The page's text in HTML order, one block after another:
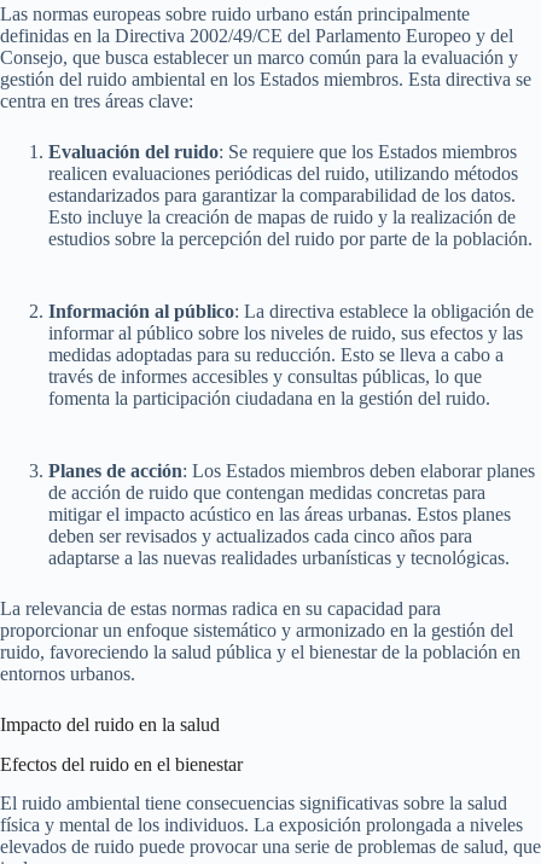
Las normas europeas sobre ruido urbano están principalmente
definidas en la Directiva 2002/49/CE del Parlamento Europeo y del
Consejo, que busca establecer un marco común para la evaluación y
gestión del ruido ambiental en los Estados miembros. Esta directiva se
centra en tres áreas clave:
Evaluación del ruido: Se requiere que los Estados miembros
realicen evaluaciones periódicas del ruido, utilizando métodos
estandarizados para garantizar la comparabilidad de los datos.
Esto incluye la creación de mapas de ruido y la realización de
estudios sobre la percepción del ruido por parte de la población.
Información al público: La directiva establece la obligación de
informar al público sobre los niveles de ruido, sus efectos y las
medidas adoptadas para su reducción. Esto se lleva a cabo a
través de informes accesibles y consultas públicas, lo que
fomenta la participación ciudadana en la gestión del ruido.
Planes de acción: Los Estados miembros deben elaborar planes
de acción de ruido que contengan medidas concretas para
mitigar el impacto acústico en las áreas urbanas. Estos planes
deben ser revisados y actualizados cada cinco años para
adaptarse a las nuevas realidades urbanísticas y tecnológicas.
La relevancia de estas normas radica en su capacidad para
proporcionar un enfoque sistemático y armonizado en la gestión del
ruido, favoreciendo la salud pública y el bienestar de la población en
entornos urbanos.
Impacto del ruido en la salud
Efectos del ruido en el bienestar
El ruido ambiental tiene consecuencias significativas sobre la salud
física y mental de los individuos. La exposición prolongada a niveles
elevados de ruido puede provocar una serie de problemas de salud, que